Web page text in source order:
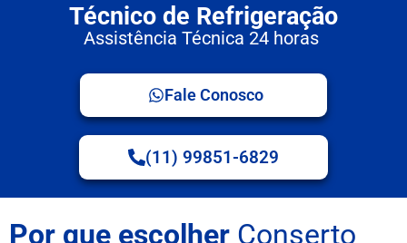
Técnico de Refrigeração
Assistência Técnica 24 horas
Fale Conosco
(11) 99851-6829
Por que escolher Conserto